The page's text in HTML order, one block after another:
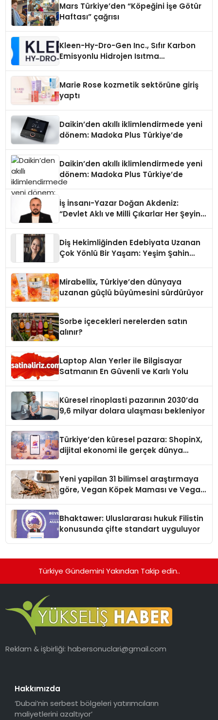
Mars Türkiye’den “Köpeğini İşe Götür
Haftası” çağrısı
Kleen-Hy-Dro-Gen Inc., Sıfır Karbon
Emisyonlu Hidrojen Isıtma
Marie Rose kozmetik sektörüne giriş
yaptı
Daikin’den akıllı iklimlendirmede yeni
dönem: Madoka Plus Türkiye’de
Daikin’den akıllı iklimlendirmede yeni
dönem: Madoka Plus Türkiye’de
İş İnsanı-Yazar Doğan Akdeniz:
“Devlet Aklı ve Milli Çıkarlar Her Şeyin
Diş Hekimliğinden Edebiyata Uzanan
Çok Yönlü Bir Yaşam: Yeşim Şahin
Mirabellix, Türkiye’den dünyaya
uzanan güçlü büyümesini sürdürüyor
Sorbe içecekleri nerelerden satın
alınır?
Laptop Alan Yerler ile Bilgisayar
Satmanın En Güvenli ve Karlı Yolu
Küresel rinoplasti pazarının 2030’da
9,6 milyar dolara ulaşması bekleniyor
Türkiye’den küresel pazara: ShopinX,
dijital ekonomi ile gerçek dünya
Yeni yapilan 31 bilimsel araştırmaya
göre, Vegan Köpek Maması ve Vegan
Bhaktawer: Uluslararası hukuk Filistin
konusunda çifte standart uyguluyor
Türkiye Gündemini Yakından Takip edin..
Reklam & işbirliği:habersonuclari@gmail.com
Hakkımızda
‘Dubai’nin serbest bölgeleri yatırımcıların
maliyetlerini azaltıyor’